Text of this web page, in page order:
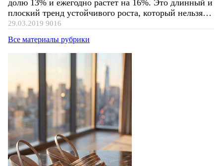
долю 13% и ежегодно растет на 16%. Это длинный и
плоский тренд устойчивого роста, который нельзя…
29.03.2019 9016
Все материалы рубрики